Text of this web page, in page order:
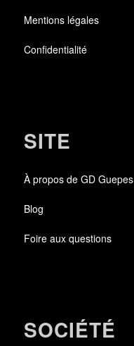
Mentions légales
Confidentialité
SITE
À propos de GD Guepes
Blog
Foire aux questions
SOCIÉTÉ